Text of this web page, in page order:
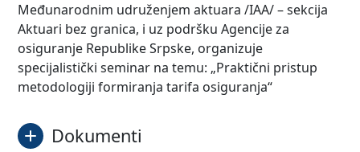
Međunarodnim udruženjem aktuara /IAA/ – sekcija
Aktuari bez granica, i uz podršku Agencije za
osiguranje Republike Srpske, organizuje
specijalistički seminar na temu: „Praktični pristup
metodologiji formiranja tarifa osiguranja“
Dokumenti